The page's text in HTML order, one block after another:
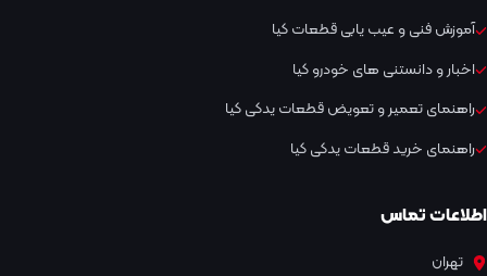
آموزش فنی و عیب یابی قطعات کیا
اخبار و دانستنی های خودرو کیا
راهنمای تعمیر و تعویض قطعات یدکی کیا
راهنمای خرید قطعات یدکی کیا
اطلاعات تماس
تهران